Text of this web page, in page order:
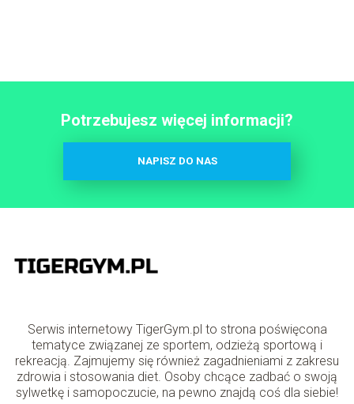
Potrzebujesz więcej informacji?
NAPISZ DO NAS
Serwis internetowy TigerGym.pl to strona poświęcona
tematyce związanej ze sportem, odzieżą sportową i
rekreacją. Zajmujemy się również zagadnieniami z zakresu
zdrowia i stosowania diet. Osoby chcące zadbać o swoją
sylwetkę i samopoczucie, na pewno znajdą coś dla siebie!